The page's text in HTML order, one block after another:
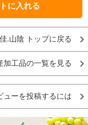
に入れる
.山陰 トップに戻る
加工品の一覧を見る
ューを投稿するには